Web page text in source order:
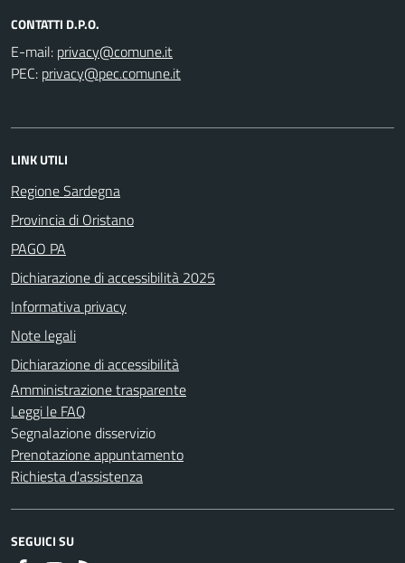
CONTATTI D.P.O.
E-mail:
PEC:
LINK UTILI
Regione Sardegna
Provincia di Oristano
PAGO PA
Dichiarazione di accessibilità 2025
Informativa privacy
Note legali
Dichiarazione di accessibilità
Amministrazione trasparente
Leggi le FAQ
Segnalazione disservizio
Prenotazione appuntamento
Richiesta d'assistenza
SEGUICI SU